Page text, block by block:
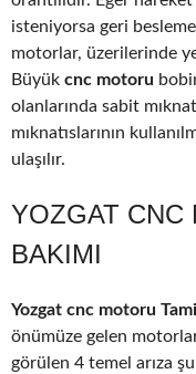
isteniyorsa geri
motorlar, üzerilerinde
Büyük cnc motoru
olanlarında sabit
mıknatıslarının
ulaşılır.
YOZGAT CNC
BAKIMI
Yozgat cnc motoru
önümüze gelen
görülen 4 temel arıza